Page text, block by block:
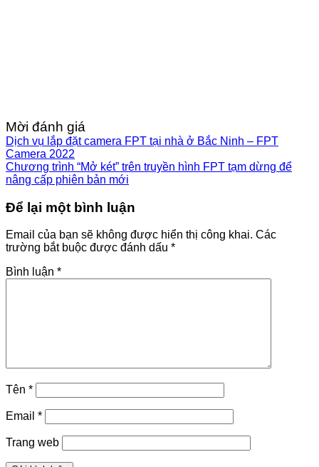
Mời đánh giá
Dịch vụ lắp đặt camera FPT tại nhà ở Bắc Ninh – FPT
Camera 2022
Chương trình “Mở két” trên truyền hình FPT tạm dừng để
nâng cấp phiên bản mới
Để lại một bình luận
Email của bạn sẽ không được hiển thị công khai. Các
trường bắt buộc được đánh dấu *
Bình luận *
Tên *
Email *
Trang web